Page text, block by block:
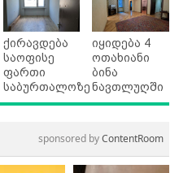
ქირავდება
საოფისე
ფართი
საბურთალოზე
იყიდება 4
ოთახიანი
ბინა
ნავთლუღში
sponsored byContentRoom